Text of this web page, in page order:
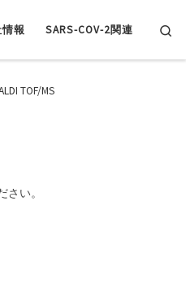
報 SARS-COV-2関連
TOF/MS
い。